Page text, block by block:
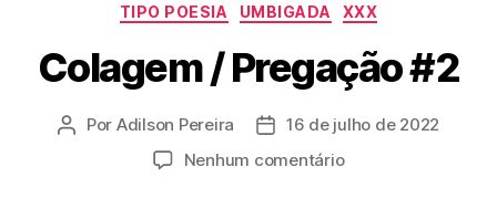
TIPO POESIA
UMBIGADA XXX
Colagem / Pregação #2
Autor
Por Adilson Pereira
Data16 de julho de 2022
Nenhum comentárioem